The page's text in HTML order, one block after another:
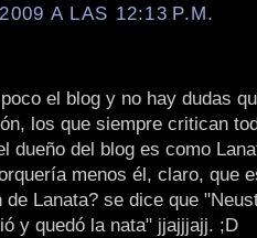
A LAS 12:13 P.M.
el blog y no hay dudas
los que siempre critican
dueño del blog es como
menos él, claro, que
de Lanata? se dice que
y quedó la nata" jjajjjajj. ;D